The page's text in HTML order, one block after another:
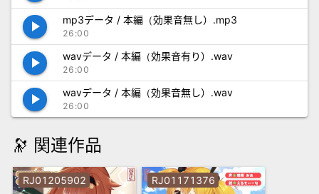
play_arrow mp3データ / 本編（効果音無し）.mp3
26:00
play_arrow wavデータ / 本編（効果音有り）.wav
26:00
play_arrow wavデータ / 本編（効果音無し）.wav
26:00
🔭 関連作品
RJ01205902 RJ01171376